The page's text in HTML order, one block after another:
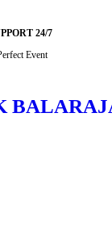
24/7
Event